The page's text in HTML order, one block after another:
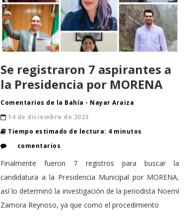
Se registraron 7 aspirantes a
la Presidencia por MORENA
Comentarios de la Bahía - Nayar Araiza
14 de diciembre de 2023
Tiempo estimado de lectura: 4 minutos
comentarios
Finalmente fueron 7 registros para buscar la
candidatura a la Presidencia Municipal por MORENA,
así lo determinó la investigación de la periodista Noemí
Zamora Reynoso, ya que como el procedimiento